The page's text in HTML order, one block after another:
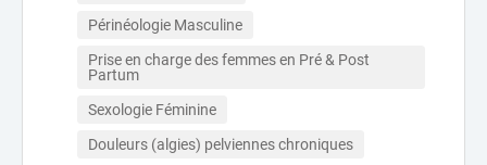
Périnéologie Masculine
Prise en charge des femmes en Pré & Post
Partum
Sexologie Féminine
Douleurs (algies) pelviennes chroniques